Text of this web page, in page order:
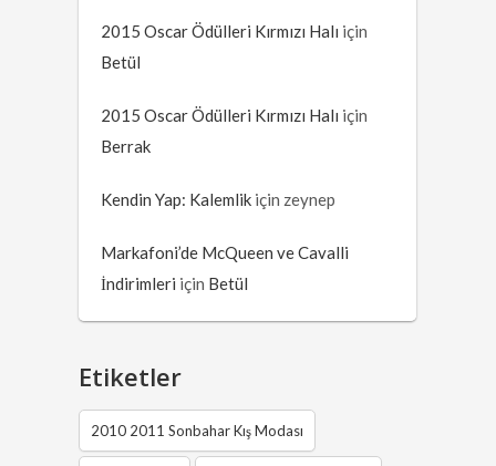
2015 Oscar Ödülleri Kırmızı Halı için
Betül
2015 Oscar Ödülleri Kırmızı Halı için
Berrak
Kendin Yap: Kalemlik için zeynep
Markafoni’de McQueen ve Cavalli
İndirimleri için Betül
Etiketler
2010 2011 Sonbahar Kış Modası